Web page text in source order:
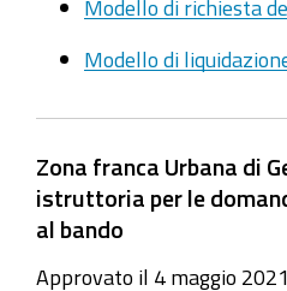
Modello di richiesta
Modello di
Zona franca Urbana di
istruttoria per le
al bando
Approvato il 4 maggio 2021